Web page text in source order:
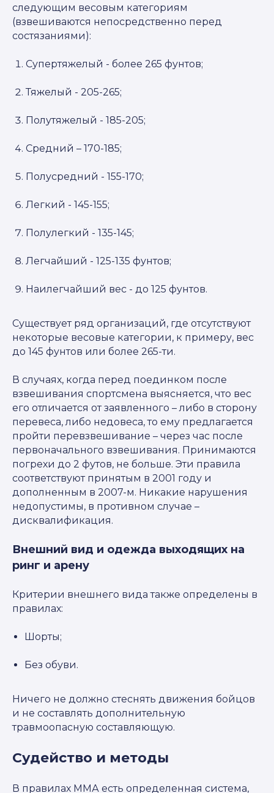
следующим весовым категориям
(взвешиваются непосредственно перед
состязаниями):
Супертяжелый - более 265 фунтов;
Тяжелый - 205-265;
Полутяжелый - 185-205;
Средний – 170-185;
Полусредний - 155-170;
Легкий - 145-155;
Полулегкий - 135-145;
Легчайший - 125-135 фунтов;
Наилегчайший вес - до 125 фунтов.
Существует ряд организаций, где отсутствуют
некоторые весовые категории, к примеру, вес
до 145 фунтов или более 265-ти.
В случаях, когда перед поединком после
взвешивания спортсмена выясняется, что вес
его отличается от заявленного – либо в сторону
перевеса, либо недовеса, то ему предлагается
пройти перевзвешивание – через час после
первоначального взвешивания. Принимаются
погрехи до 2 футов, не больше. Эти правила
соответствуют принятым в 2001 году и
дополненным в 2007-м. Никакие нарушения
недопустимы, в противном случае –
дисквалификация.
Внешний вид и одежда выходящих на
ринг и арену
Критерии внешнего вида также определены в
правилах:
Шорты;
Без обуви.
Ничего не должно стеснять движения бойцов
и не составлять дополнительную
травмоопасную составляющую.
Судейство и методы
В правилах ММА есть определенная система,